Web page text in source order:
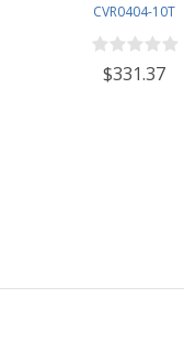
CVR0404-10T
$331.37